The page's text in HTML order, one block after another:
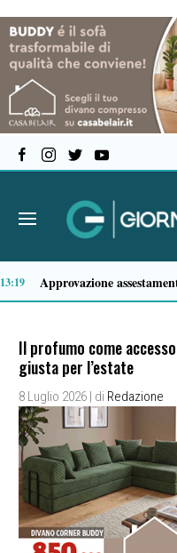
Il profumo come
giusta per l’estate
8 Luglio 2026 | di Redazione